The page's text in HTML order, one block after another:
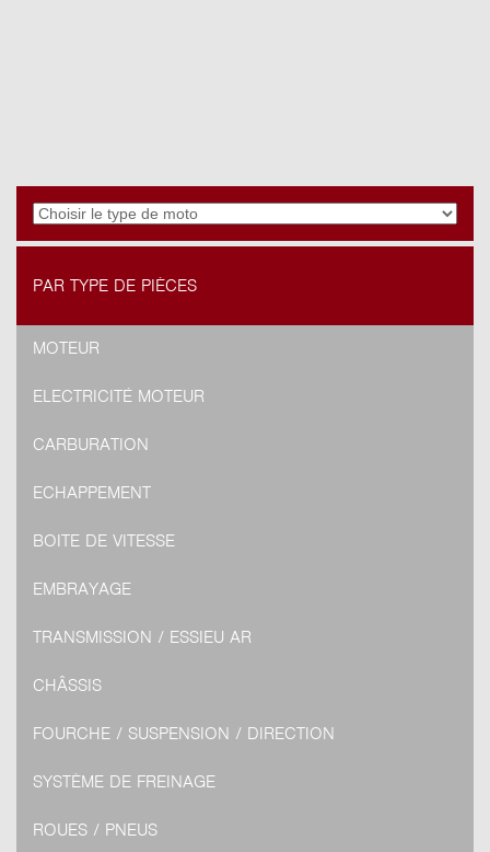
PAR TYPE DE PIÈCES
MOTEUR
ELECTRICITÉ MOTEUR
CARBURATION
ECHAPPEMENT
BOITE DE VITESSE
EMBRAYAGE
TRANSMISSION / ESSIEU AR
CHÂSSIS
FOURCHE / SUSPENSION / DIRECTION
SYSTÈME DE FREINAGE
ROUES / PNEUS